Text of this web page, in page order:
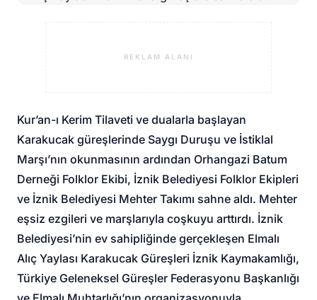
REKLAM ALANI
Kur’an-ı Kerim Tilaveti ve dualarla başlayan
Karakucak güreşlerinde Saygı Duruşu ve İstiklal
Marşı’nın okunmasının ardından Orhangazi Batum
Derneği Folklor Ekibi, İznik Belediyesi Folklor Ekipleri
ve İznik Belediyesi Mehter Takımı sahne aldı. Mehter
eşsiz ezgileri ve marşlarıyla coşkuyu arttırdı. İznik
Belediyesi’nin ev sahipliğinde gerçekleşen Elmalı
Alıç Yaylası Karakucak Güreşleri İznik Kaymakamlığı,
Türkiye Geleneksel Güreşler Federasyonu Başkanlığı